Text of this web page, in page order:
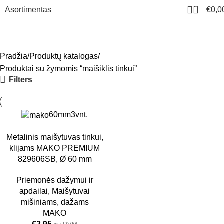
Asortimentas 0 €
Pradžia Produktų katalogas
Produktai su žymomis “maišiklis tinkui”
Filters
60mm3vnt.
Metalinis maišytuvas tinkui,
klijams MAKO PREMIUM
829606SB, Ø 60 mm
Priemonės dažymui ir
apdailai, Maišytuvai
mišiniams, dažams
MAKO